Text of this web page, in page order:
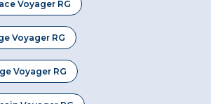
Voyager RG
Voyager RG
Voyager RG